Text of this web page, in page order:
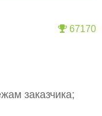
67170
заказчика;